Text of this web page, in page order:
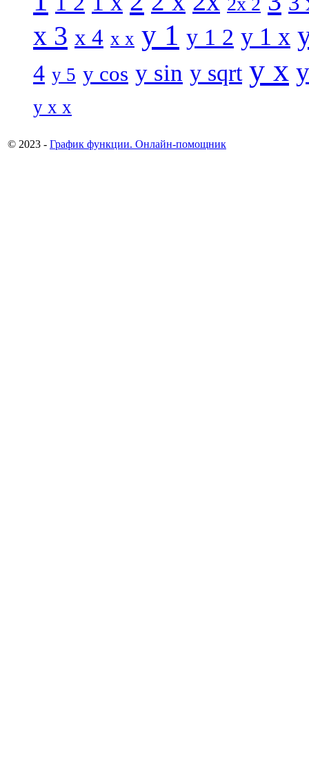
x 3 x 4 x x y 1 y 1 2 y 1 x
4 y 5 y cos y sin y sqrt y x
y x x
© 2023 - График функции. Онлайн-помощник